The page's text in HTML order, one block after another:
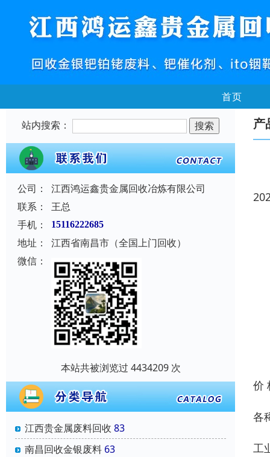
首页
站内搜索：
公司：
江西鸿运鑫贵金属回收冶炼有限公司
联系：
王总
手机：
15116222685
地址：
江西省南昌市（全国上门回收）
微信：
本站共被浏览过 4434209 次
江西贵金属废料回收 83
南昌回收金银废料 63
产
价
各
工